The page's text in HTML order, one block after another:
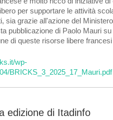
per supportare le attività
sia grazie all'azione del Ministero
pubblicazione di Paolo Mauri
di queste risorse libere
wp-
BRICKS_3_2025_17_Mauri.pdf
edizione di Itadinfo